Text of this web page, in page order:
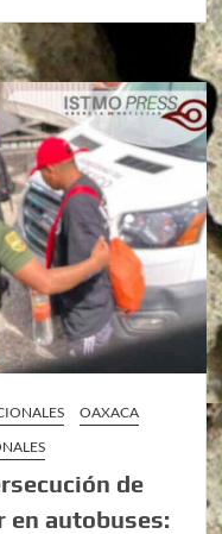
OAXACA
de
en autobuses: